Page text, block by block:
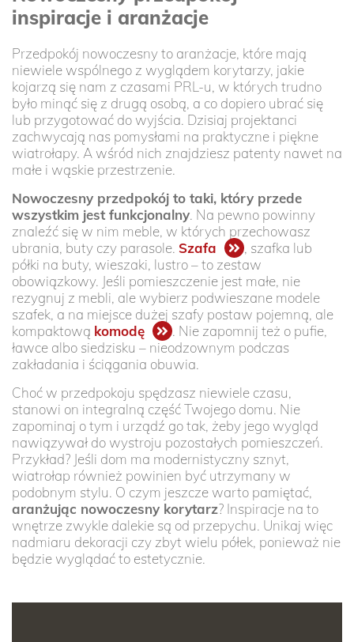
inspiracje i aranżacje
Przedpokój nowoczesny to aranżacje, które mają
niewiele wspólnego z wyglądem korytarzy, jakie
kojarzą się nam z czasami PRL-u, w których trudno
było minąć się z drugą osobą, a co dopiero ubrać się
lub przygotować do wyjścia. Dzisiaj projektanci
zachwycają nas pomysłami na praktyczne i piękne
wiatrołapy. A wśród nich znajdziesz patenty nawet na
małe i wąskie przestrzenie.
Nowoczesny przedpokój to taki, który przede
wszystkim jest funkcjonalny. Na pewno powinny
znaleźć się w nim meble, w których przechowasz
ubrania, buty czy parasole. Szafa
, szafka lub
półki na buty, wieszaki, lustro – to zestaw
obowiązkowy. Jeśli pomieszczenie jest małe, nie
rezygnuj z mebli, ale wybierz podwieszane modele
szafek, a na miejsce dużej szafy postaw pojemną, ale
kompaktową komodę
. Nie zapomnij też o pufie,
ławce albo siedzisku – nieodzownym podczas
zakładania i ściągania obuwia.
Choć w przedpokoju spędzasz niewiele czasu,
stanowi on integralną część Twojego domu. Nie
zapominaj o tym i urządź go tak, żeby jego wygląd
nawiązywał do wystroju pozostałych pomieszczeń.
Przykład? Jeśli dom ma modernistyczny sznyt,
wiatrołap również powinien być utrzymany w
podobnym stylu. O czym jeszcze warto pamiętać,
aranżując nowoczesny korytarz? Inspiracje na to
wnętrze zwykle dalekie są od przepychu. Unikaj więc
nadmiaru dekoracji czy zbyt wielu półek, ponieważ nie
będzie wyglądać to estetycznie.